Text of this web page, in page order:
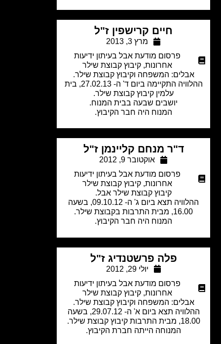
חיים קרישפין ז"ל
מרץ 3, 2013
פרסום מודעת אבל בעיתון ידיעות
אחרונות,קיבוץ קבוצת שילר
אבלים: המשפחה וקיבוץ קבוצת שילר.
ההלוויה התקיימה ביום ד' ה- 27.02.13, בית
עלמין קיבוץ קבוצת שילר.
יושבים שבעה בבית המנוח.
המנוח היה חבר הקיבוץ.
ד"ר מנחם קליינמן ז"ל
אוקטובר 9, 2012
פרסום מודעת אבל בעיתון ידיעות
אחרונות,קיבוץ קבוצת שילר
קיבוץ קבוצת שילר אבל.
ההלוויה תצא ביום ג' ה- 09.10.12, בשעה
המנוח היה חבר הקיבוץ.
פלה פרשטנדיג ז"ל
פרסום מודעת אבל בעיתון ידיעות
אחרונות,קיבוץ קבוצת שילר
אבלים: המשפחה וקיבוץ קבוצת שילר.
ההלוויה תצא ביום א' ה- 29.07.12, בשעה
המנוחה הייתה חברת הקיבוץ.